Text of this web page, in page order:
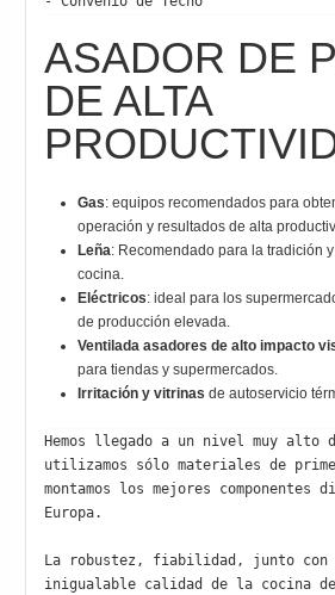
ASADOR DE
DE ALTA
Gas: equipos recomendados para
operación y resultados de alta
Leña: Recomendado para la tradición
cocina.
Eléctricos: ideal para los
de producción elevada.
Ventilada asadores de alto impacto
para tiendas y supermercados.
Irritación y vitrinas de autoservicio
Hemos llegado a un nivel muy alto
utilizamos sólo materiales de
montamos los mejores componentes
Europa.
La robustez, fiabilidad, junto con
inigualable calidad de la cocina